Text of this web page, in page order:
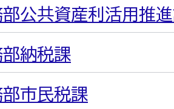
部公共資産利活用推
部納税課
部市民税課